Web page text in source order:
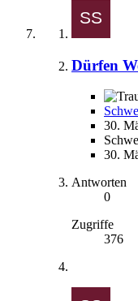
Dürfen
30.
30.
Antworten
0
Zugriffe
376